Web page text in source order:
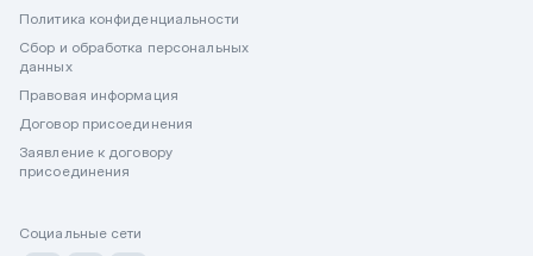
Политика конфиденциальности
Сбор и обработка персональных
данных
Правовая информация
Договор присоединения
Заявление к договору
присоединения
Социальные сети